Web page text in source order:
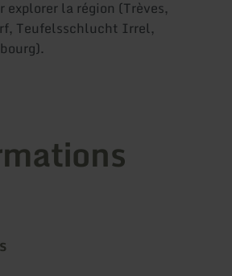
explorer la région (Trèves,
Teufelsschlucht Irrel,